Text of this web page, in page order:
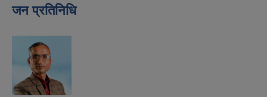
जन प्रतिनिधि